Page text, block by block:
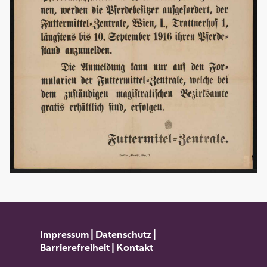
Impressum| Datenschutz|
Barrierefreiheit| Kontakt